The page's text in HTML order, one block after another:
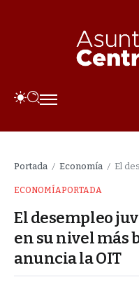
Portada / Economía / El
ECONOMÍAPORTADA
El desempleo
en su nivel más
anuncia la OIT